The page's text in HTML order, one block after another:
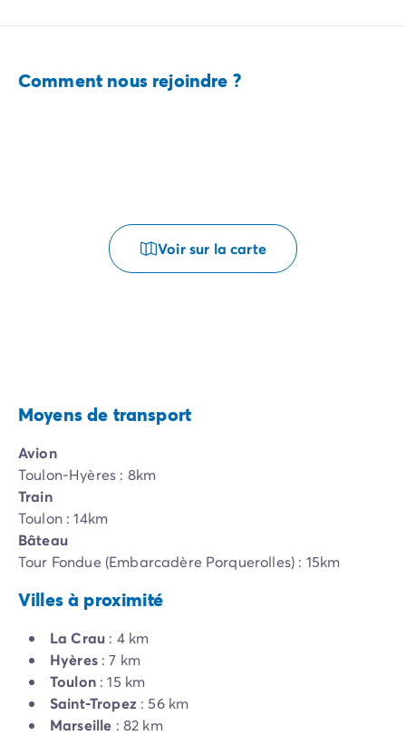
Comment nous rejoindre ?
Voir sur la carte
Moyens de transport
Avion
Toulon-Hyères : 8km
Train
Toulon : 14km
Bâteau
Tour Fondue (Embarcadère Porquerolles) : 15km
Villes à proximité
La Crau : 4 km
Hyères: 7 km
Toulon: 15 km
Saint-Tropez : 56 km
Marseille : 82 km